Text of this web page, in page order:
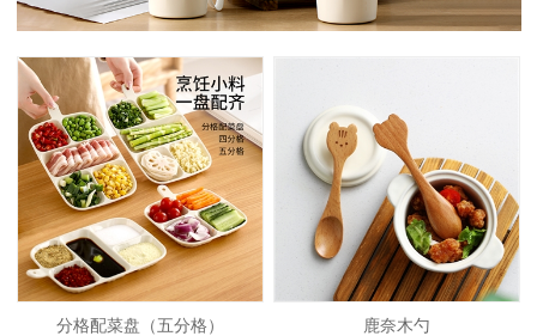
分格配菜盘（五分格）
鹿奈木勺